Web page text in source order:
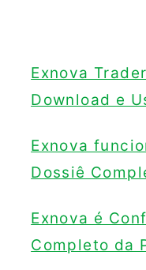
Exnova
Download e
Exnova
Dossiê
Exnova é
Completo da